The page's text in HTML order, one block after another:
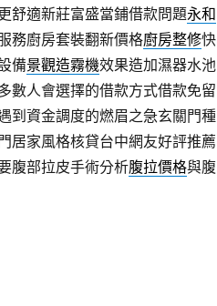
舒適新莊富盛當鋪借款問題永和
務廚房套裝翻新價格廚房整修快
備景觀造霧機效果造加濕器水池
數人會選擇的借款方式借款免留
到資金調度的燃眉之急玄關門種
居家風格核貸台中網友好評推薦
腹部拉皮手術分析腹拉價格與腹